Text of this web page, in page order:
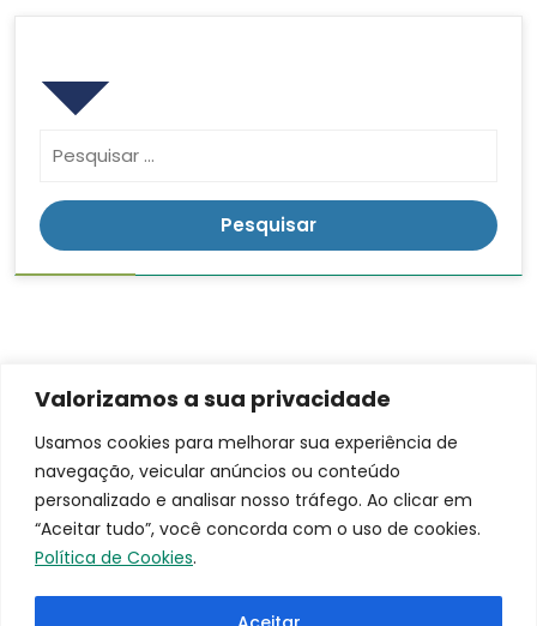
Valorizamos a sua privacidade
Usamos cookies para melhorar sua experiência de
navegação, veicular anúncios ou conteúdo
personalizado e analisar nosso tráfego. Ao clicar em
“Aceitar tudo”, você concorda com o uso de cookies.
Política de Cookies.
Contato
(16)
3953-
9100
santacasa@iscmpontal.com.br
Endereço
Rua:
Ananias da
Costa
Centro
LGPD